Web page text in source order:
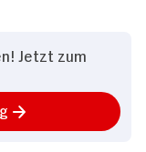
Jetzt zum